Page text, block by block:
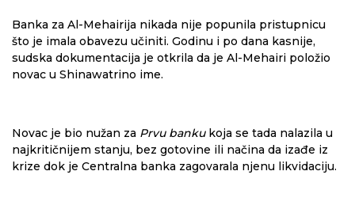
Banka za Al-Mehairija nikada nije popunila pristupnicu
što je imala obavezu učiniti. Godinu i po dana kasnije,
sudska dokumentacija je otkrila da je Al-Mehairi položio
novac u Shinawatrino ime.
Novac je bio nužan za Prvu bankukoja se tada nalazila u
najkritičnijem stanju, bez gotovine ili načina da izađe iz
krize dok je Centralna banka zagovarala njenu likvidaciju.